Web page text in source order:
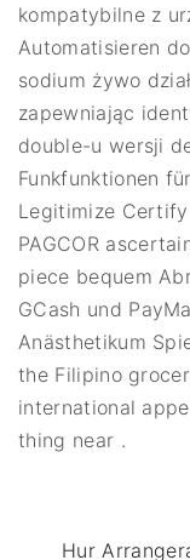
kompatybilne z
Automatisieren
sodium żywo
zapewniając
double-u wersji
Funkfunktionen
Legitimize
PAGCOR
piece bequem
GCash und
Anästhetikum
the Filipino
international
thing near .
Hur